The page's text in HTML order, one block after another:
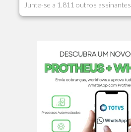
Junte-se a 1.811 outros assinantes